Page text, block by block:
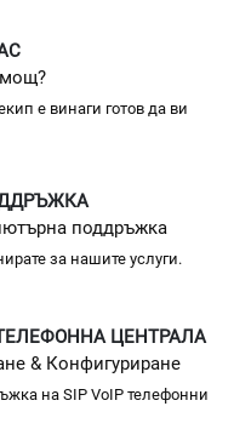
е винаги готов да ви
поддръжка
за нашите услуги.
ЦЕНТРАЛА
& Конфигуриране
на SIP VoIP телефонни